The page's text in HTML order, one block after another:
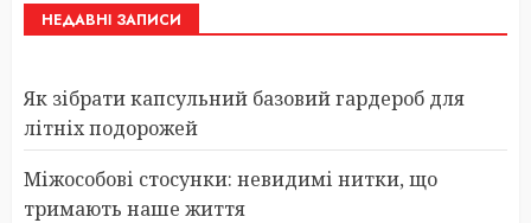
НЕДАВНІ ЗАПИСИ
Як зібрати капсульний базовий гардероб для
літніх подорожей
Міжособові стосунки: невидимі нитки, що
тримають наше життя